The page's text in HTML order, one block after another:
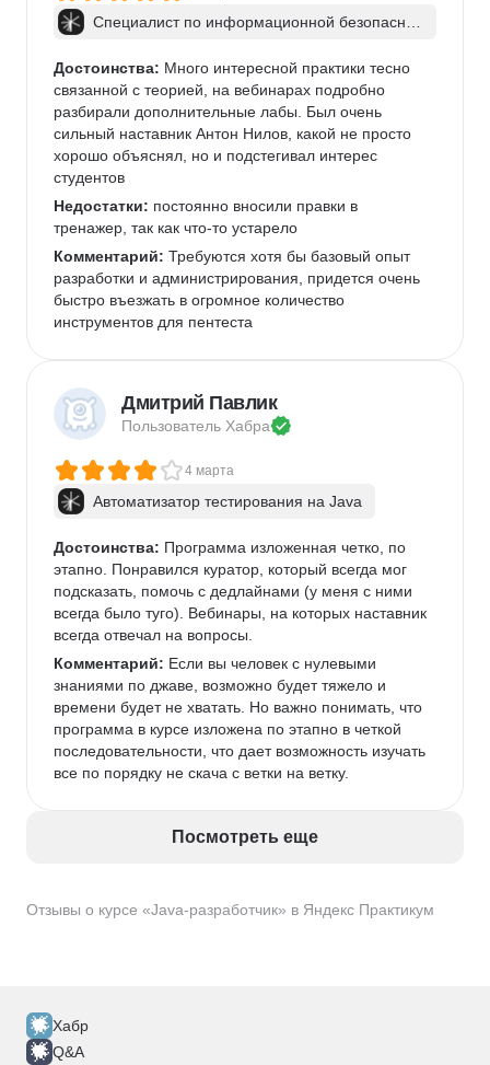
Отзывы о курсе «Java-разработчик» в Яндекс Практикум
Специалист по информационной безопаснос
Достоинства: Много интересной практики тесно
связанной с теорией, на вебинарах подробно
разбирали дополнительные лабы. Был очень
сильный наставник Антон Нилов, какой не просто
хорошо объяснял, но и подстегивал интерес
студентов
Недостатки: постоянно вносили правки в
тренажер, так как что-то устарело
Комментарий: Требуются хотя бы базовый опыт
разработки и администрирования, придется очень
быстро въезжать в огромное количество
инструментов для пентеста
Дмитрий Павлик
Пользователь Хабра
4 марта
Автоматизатор тестирования на Java
Достоинства: Программа изложенная четко, по
этапно. Понравился куратор, который всегда мог
подсказать, помочь с дедлайнами (у меня с ними
всегда было туго). Вебинары, на которых наставник
всегда отвечал на вопросы.
Комментарий: Если вы человек с нулевыми
знаниями по джаве, возможно будет тяжело и
времени будет не хватать. Но важно понимать, что
программа в курсе изложена по этапно в четкой
последовательности, что дает возможность изучать
все по порядку не скача с ветки на ветку.
Посмотреть еще
Хабр
Q&A